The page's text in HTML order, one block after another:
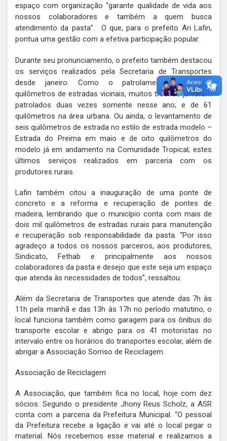
espaço com organização “garante qualidade de vida aos
nossos colaboradores e também a quem busca
atendimento da pasta”. O que, para o prefeito Ari Lafin,
pontua uma gestão com a efetiva participação popular.
Durante seu pronunciamento, o prefeito também destacou
os serviços realizados pela Secretaria de Transportes
desde janeiro. Como o patrolamento de 2.660
quilômetros de estradas vicinais, muitos trechos já foram
patrolados duas vezes somente nesse ano; e de 61
quilômetros na área urbana. Ou ainda, o levantamento de
seis quilômetros de estrada no estilo de estrada modelo –
Estrada do Preima em maio e de oito quilômetros do
modelo já em andamento na Comunidade Tropical; estes
últimos serviços realizados em parceria com os
produtores rurais.
Lafin também citou a inauguração de uma ponte de
concreto e a reforma e recuperação de pontes de
madeira, lembrando que o município conta com mais de
dois mil quilômetros de estradas rurais para manutenção
e recuperação sob responsabilidade da pasta. “Por isso
agradeço a todos os nossos parceiros, aos produtores,
Sindicato, Fethab e principalmente aos nossos
colaboradores da pasta e desejo que este seja um espaço
que atenda às necessidades de todos”, ressaltou.
Além da Secretaria de Transportes que atende das 7h às
11h pela manhã e das 13h às 17h no período matutino, o
local funciona também como garagem para os ônibus do
transporte escolar e abrigo para os 41 motoristas no
intervalo entre os horários do transportes escolar, além de
abrigar a Associação Sorriso de Reciclagem.
Associação de Reciclagem
A Associação, que também fica no local, hoje com dez
sócios. Segundo o presidente Jhony Reus Scholz, a ASR
conta com a parceria da Prefeitura Municipal. “O pessoal
da Prefeitura recebe a ligação e vai até o local pegar o
material. Nós recebemos esse material e realizamos a